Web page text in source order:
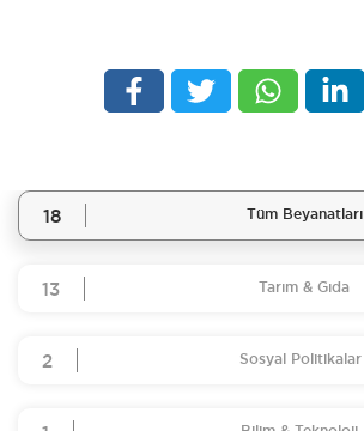
18 Tüm Beyanatları
13 Tarım & Gıda
2 Sosyal Politikalar